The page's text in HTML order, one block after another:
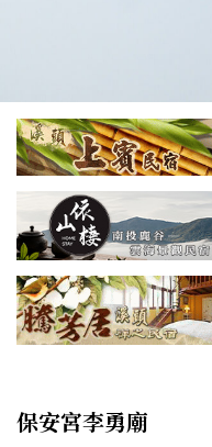
保安宮李勇廟